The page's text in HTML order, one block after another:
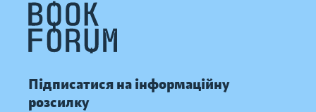
Підписатися на інформаційну
розсилку